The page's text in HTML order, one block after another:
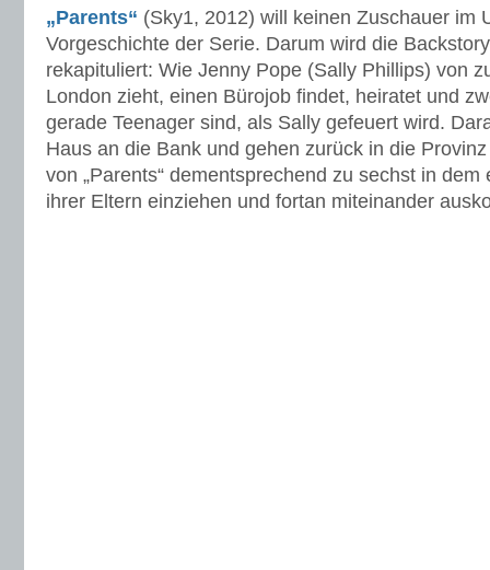
„Parents“ (Sky1, 2012) will keinen Zuschauer im
Vorgeschichte der Serie. Darum wird die
rekapituliert: Wie Jenny Pope (Sally Phillips) von
London zieht, einen Bürojob findet, heiratet und
gerade Teenager sind, als Sally gefeuert wird.
Haus an die Bank und gehen zurück in die
von „Parents“ dementsprechend zu sechst in
ihrer Eltern einziehen und fortan miteinander